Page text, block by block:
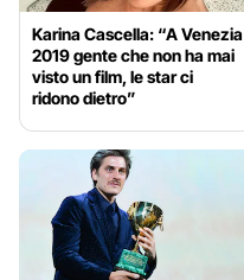
Karina Cascella: “A Venezia
2019 gente che non ha mai
visto un film, le star ci
ridono dietro”